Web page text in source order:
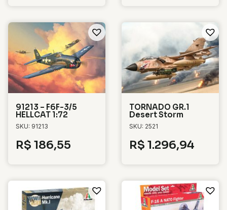
91213 – F6F-3/5
HELLCAT 1:72
SKU: 91213
R$ 186,55
TORNADO GR.1
Desert Storm
SKU: 2521
R$ 1.296,94